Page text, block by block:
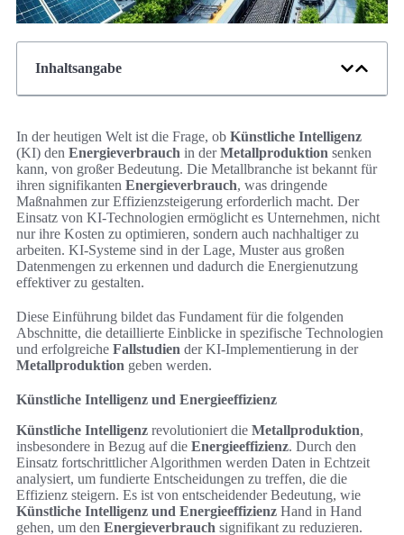
Inhaltsangabe
In der heutigen Welt ist die Frage, ob Künstliche Intelligenz
(KI) den Energieverbrauch in derMetallproduktion senken
kann, von großer Bedeutung. Die Metallbranche ist bekannt für
ihren signifikanten Energieverbrauch, was dringende
Maßnahmen zur Effizienzsteigerung erforderlich macht. Der
Einsatz von KI-Technologien ermöglicht es Unternehmen, nicht
nur ihre Kosten zu optimieren, sondern auch nachhaltiger zu
arbeiten. KI-Systeme sind in der Lage, Muster aus großen
Datenmengen zu erkennen und dadurch die Energienutzung
effektiver zu gestalten.
Diese Einführung bildet das Fundament für die folgenden
Abschnitte, die detaillierte Einblicke in spezifische Technologien
und erfolgreiche Fallstudien der KI-Implementierung in der
Metallproduktion geben werden.
Künstliche Intelligenz und Energieeffizienz
Künstliche Intelligenz revolutioniert die Metallproduktion,
insbesondere in Bezug auf die Energieeffizienz. Durch den
Einsatz fortschrittlicher Algorithmen werden Daten in Echtzeit
analysiert, um fundierte Entscheidungen zu treffen, die die
Effizienz steigern. Es ist von entscheidender Bedeutung, wie
Künstliche Intelligenz und Energieeffizienz Hand in Hand
gehen, um den Energieverbrauch signifikant zu reduzieren.